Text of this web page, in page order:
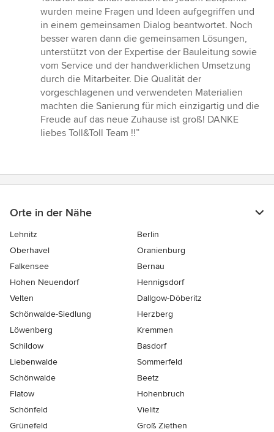
wurden meine Fragen und Ideen aufgegriffen und
in einem gemeinsamen Dialog beantwortet. Noch
besser waren dann die gemeinsamen Lösungen,
unterstützt von der Expertise der Bauleitung sowie
vom Service und der handwerklichen Umsetzung
durch die Mitarbeiter. Die Qualität der
vorgeschlagenen und verwendeten Materialien
machten die Sanierung für mich einzigartig und die
Freude auf das neue Zuhause ist groß! DANKE
liebes Toll&Toll Team !!”
Orte in der Nähe
Lehnitz
Berlin
Oberhavel
Oranienburg
Falkensee
Bernau
Hohen Neuendorf
Hennigsdorf
Velten
Dallgow-Döberitz
Schönwalde-Siedlung
Herzberg
Löwenberg
Kremmen
Schildow
Basdorf
Liebenwalde
Sommerfeld
Schönwalde
Beetz
Flatow
Hohenbruch
Schönfeld
Vielitz
Grünefeld
Groß Ziethen